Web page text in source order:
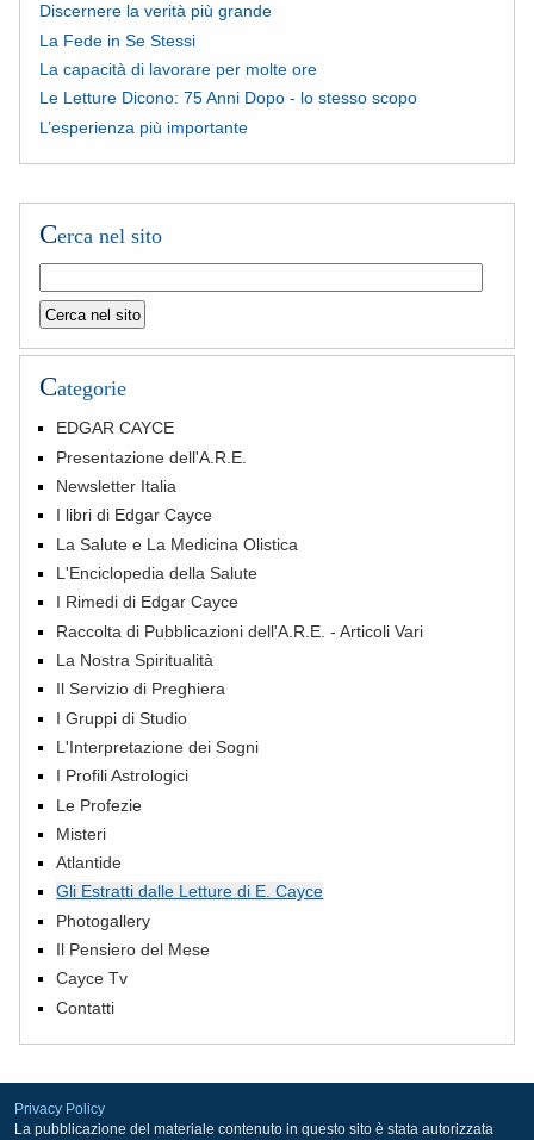
Discernere la verità più grande
La Fede in Se Stessi
La capacità di lavorare per molte ore
Le Letture Dicono: 75 Anni Dopo - lo stesso scopo
L’esperienza più importante
Cerca nel sito
Categorie
EDGAR CAYCE
Presentazione dell'A.R.E.
Newsletter Italia
I libri di Edgar Cayce
La Salute e La Medicina Olistica
L'Enciclopedia della Salute
I Rimedi di Edgar Cayce
Raccolta di Pubblicazioni dell'A.R.E. - Articoli Vari
La Nostra Spiritualità
Il Servizio di Preghiera
I Gruppi di Studio
L'Interpretazione dei Sogni
I Profili Astrologici
Le Profezie
Misteri
Atlantide
Gli Estratti dalle Letture di E. Cayce
Photogallery
Il Pensiero del Mese
Cayce Tv
Contatti
Privacy Policy
La pubblicazione del materiale contenuto in questo sito è stata autorizzata